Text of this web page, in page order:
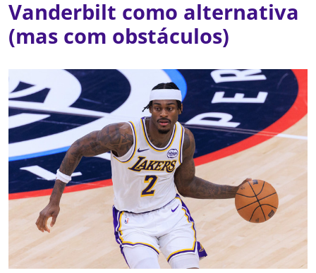
Vanderbilt como alternativa
(mas com obstáculos)